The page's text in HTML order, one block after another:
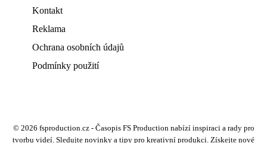
Kontakt
Reklama
Ochrana osobních údajů
Podmínky použití
© 2026 fsproduction.cz - Časopis FS Production nabízí inspiraci a rady pro
tvorbu videí. Sledujte novinky a tipy pro kreativní produkci. Získejte nové